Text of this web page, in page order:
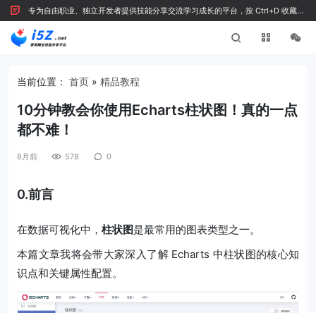
专为自由职业、独立开发者提供技能分享交流学习成长的平台，按 Ctrl+D 收藏我
们
当前位置： 首页 » 精品教程
10分钟教会你使用Echarts柱状图！真的一点
都不难！
8月前 578 0
0.前言
在数据可视化中， 柱状图是最常用的图表类型之一。
本篇文章我将会带大家深入了解 Echarts 中柱状图的核心知
识点和关键属性配置。